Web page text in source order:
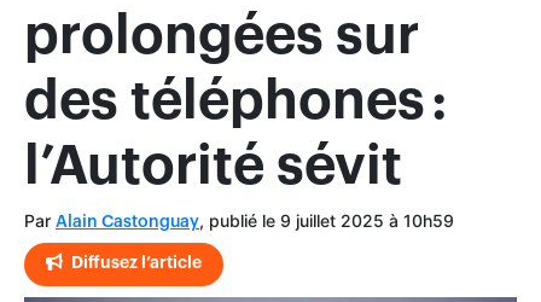
prolongées sur
des téléphones :
l’Autorité sévit
Par Alain Castonguay, publié le 9 juillet 2025 à 10h59
Diffusez l’article